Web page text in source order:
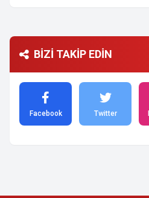
BİZİ TAKİP EDİN
Facebook Twitter